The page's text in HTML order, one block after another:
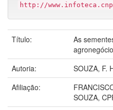
http://
Título:
As
Autoria:
SOUZA, F.
Afiliação:
SOUZA,